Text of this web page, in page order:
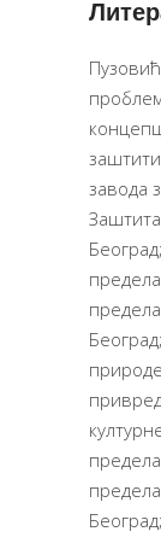
завода
Београд;